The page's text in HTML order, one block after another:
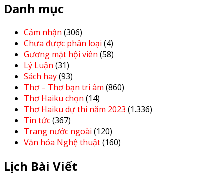
Danh mục
Cảm nhận (306)
Chưa được phân loại (4)
Gương mặt hội viên (58)
Lý Luận (31)
Sách hay(93)
Thơ – Thơ bạn tri âm (860)
Thơ Haiku chọn (14)
Thơ Haiku dự thi năm 2023 (1.336)
Tin tức(367)
Trang nước ngoài (120)
Văn hóa Nghệ thuật(160)
Lịch Bài Viết